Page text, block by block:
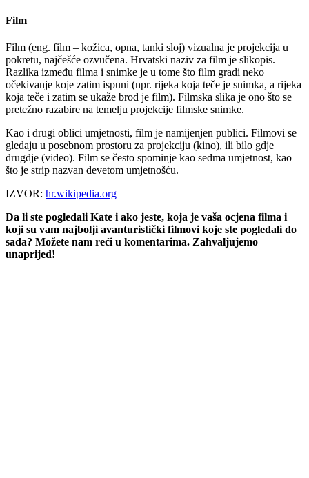
Film
Film (eng. film – kožica, opna, tanki sloj) vizualna je projekcija u
pokretu, najčešće ozvučena. Hrvatski naziv za film je slikopis.
Razlika između filma i snimke je u tome što film gradi neko
očekivanje koje zatim ispuni (npr. rijeka koja teče je snimka, a rijeka
koja teče i zatim se ukaže brod je film). Filmska slika je ono što se
pretežno razabire na temelju projekcije filmske snimke.
Kao i drugi oblici umjetnosti, film je namijenjen publici. Filmovi se
gledaju u posebnom prostoru za projekciju (kino), ili bilo gdje
drugdje (video). Film se često spominje kao sedma umjetnost, kao
što je strip nazvan devetom umjetnošću.
IZVOR: hr.wikipedia.org
Da li ste pogledali Kate i ako jeste, koja je vaša ocjena filma i
koji su vam najbolji avanturistički filmovi koje ste pogledali do
sada? Možete nam reći u komentarima. Zahvaljujemo
unaprijed!